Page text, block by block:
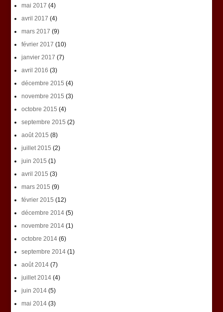
mai 2017 (4)
avril 2017 (4)
mars 2017 (9)
février 2017 (10)
janvier 2017 (7)
avril 2016 (3)
décembre 2015 (4)
novembre 2015 (3)
octobre 2015 (4)
septembre 2015 (2)
août 2015 (8)
juillet 2015 (2)
juin 2015 (1)
avril 2015 (3)
mars 2015 (9)
février 2015 (12)
décembre 2014(5)
novembre 2014(1)
octobre 2014(6)
septembre 2014(1)
août 2014(7)
juillet 2014(4)
juin 2014(5)
mai 2014(3)